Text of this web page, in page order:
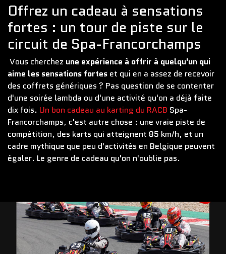
Offrez un cadeau à sensations
fortes : un tour de piste sur le
circuit de Spa-Francorchamps
Vous cherchez une expérience à offrir à quelqu'un qui
aime les sensations fortes et qui en a assez de recevoir
des coffrets génériques ? Pas question de se contenter
d'une soirée lambda ou d'une activité qu'on a déjà faite
dix fois. Un bon cadeau au karting du RACB Spa-
Francorchamps, c'est autre chose : une vraie piste de
compétition, des karts qui atteignent 85 km/h, et un
cadre mythique que peu d'activités en Belgique peuvent
égaler. Le genre de cadeau qu'on n'oublie pas.